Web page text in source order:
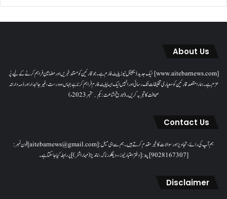
About Us
[www.aitebarnews.com] ایک جدید ڈیجیٹل نیوز پلیٹ فارم ہے۔ جو قارئین کو مستند خبریں اور مضامین فراہم کرنے کے لیے پُر
عزم ہے۔ ہمارا مقصدقارئین کو معیاری تخلیقات تک رسائی اور انہیں ایک ایسا پلیٹ فارم فراہم کرنا ہے جہاں وہ درست، غیر جانبدار اور ذمہ دارانہ
صحافت کا تجربہ کریں۔( تاریخ اشاعت : یکم؍ ستمبر 2023ء)
Contact Us
ہم آپ کی رائے، تجاویز اور سوالات کا خیرمقدم کرتے ہیں۔ ہم سےای میل: [aitebarnews@gmail.com]فون نمبر:
[9028167307]پتہ: [دفتر اعتبار نیوز، ، دیگلور ناکہ، ناندیڑ(مہاراشٹر) ] پر رابطہ کیا جاسکتا ہے۔
Disclaimer